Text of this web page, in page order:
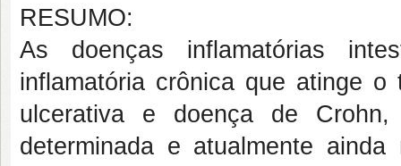
RESUMO:
As doenças inflamatórias
inflamatória crônica que atinge
ulcerativa e doença de
determinada e atualmente